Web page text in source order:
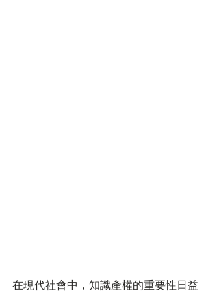
在現代社會中，知識產權的重要性日益